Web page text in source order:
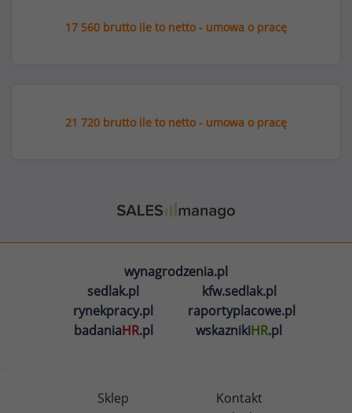
17 560 brutto ile to netto - umowa o pracę
21 720 brutto ile to netto - umowa o pracę
wynagrodzenia.pl
sedlak.pl
kfw.sedlak.pl
rynekpracy.pl
raportyplacowe.pl
badaniaHR.pl wskaznikiHR.pl
Sklep
Kontakt